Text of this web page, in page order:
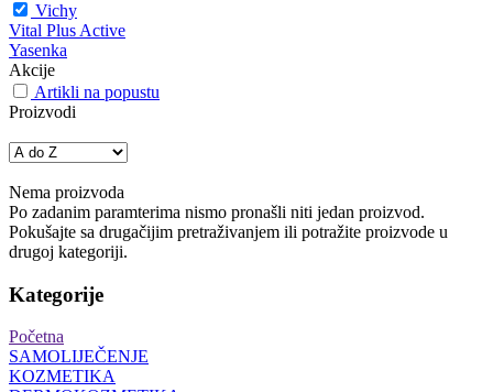
Vichy
Vital Plus Active
Yasenka
Akcije
Artikli na popustu
Proizvodi
Nema proizvoda
Po zadanim paramterima nismo pronašli niti jedan proizvod.
Pokušajte sa drugačijim pretraživanjem ili potražite proizvode u
drugoj kategoriji.
Kategorije
Početna
SAMOLIJEČENJE
KOZMETIKA